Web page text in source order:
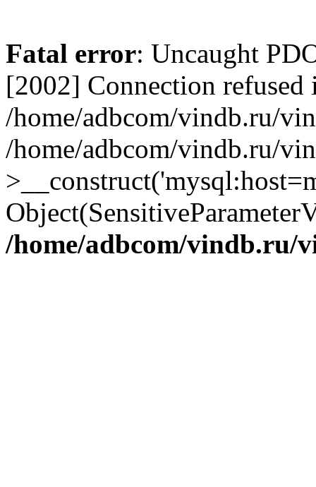
Fatal error: Uncaught
[2002] Connection refused
/home/adbcom/vindb.ru/
/home/adbcom/vindb.ru/
/home/adbcom/vindb.ru/